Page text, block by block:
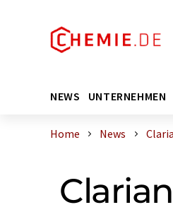
NEWS UNTERNEHMEN
Home News